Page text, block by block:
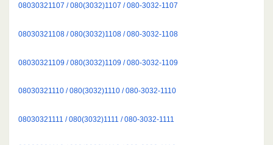
08030321107 / 080(3032)1107 / 080-3032-1107
08030321108 / 080(3032)1108 / 080-3032-1108
08030321109 / 080(3032)1109 / 080-3032-1109
08030321110 / 080(3032)1110 / 080-3032-1110
08030321111 / 080(3032)1111 / 080-3032-1111